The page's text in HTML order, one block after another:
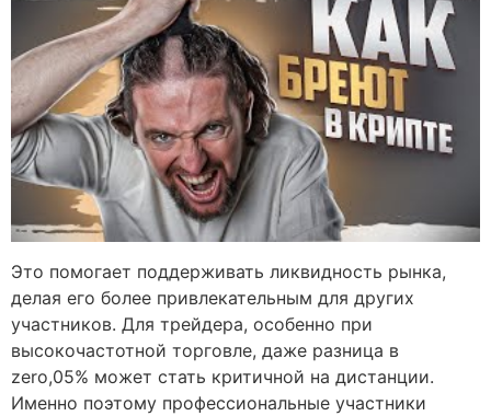
Это помогает поддерживать ликвидность рынка,
делая его более привлекательным для других
участников. Для трейдера, особенно при
высокочастотной торговле, даже разница в
zero,05% может стать критичной на дистанции.
Именно поэтому профессиональные участники